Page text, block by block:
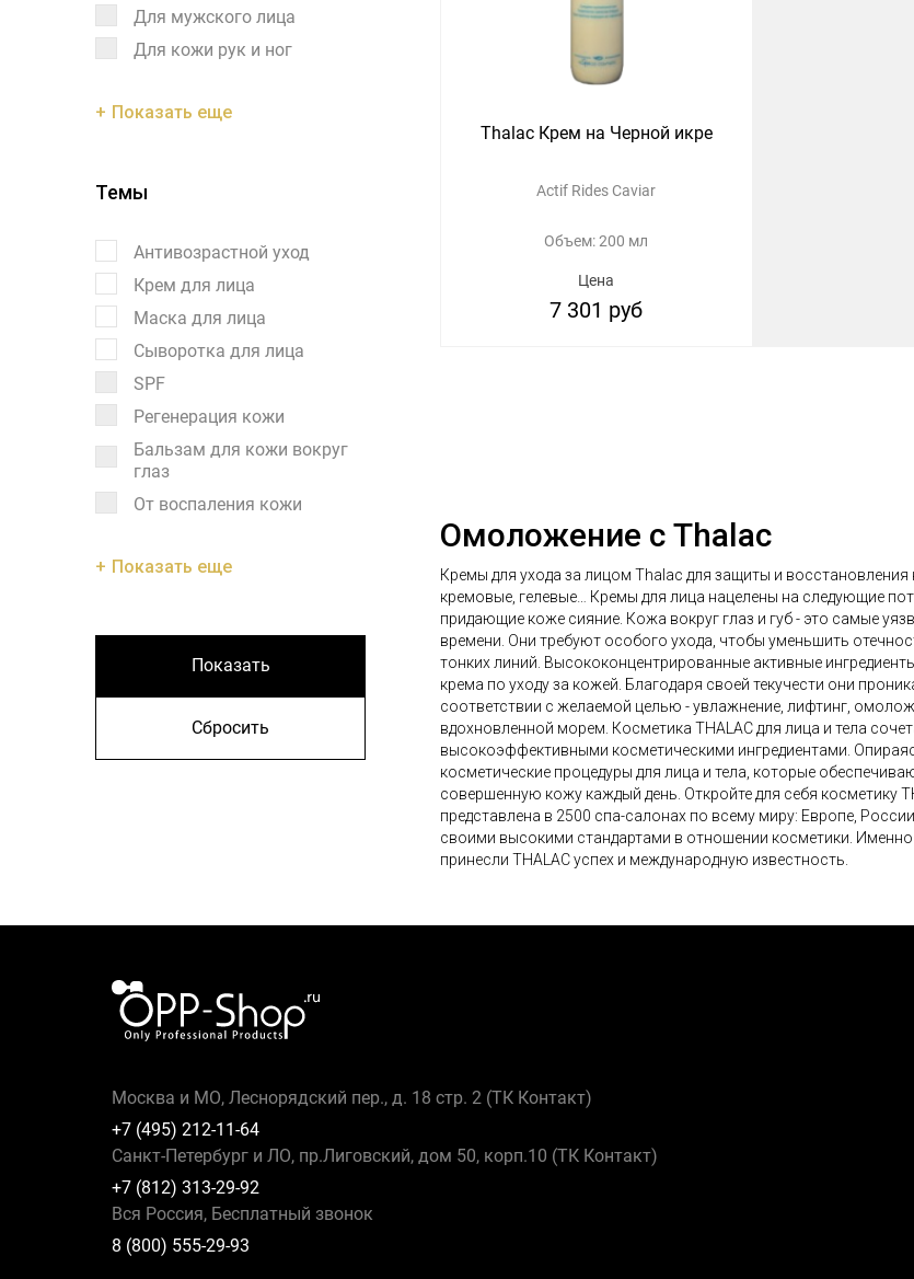
Для мужского лица
Для кожи рук и ног
Показать еще
Темы
Антивозрастной уход
Крем для лица
Маска для лица
Сыворотка для лица
SPF
Регенерация кожи
Бальзам для кожи вокруг
глаз
От воспаления кожи
Показать еще
Показать
Сбросить
Thalac Крем на Черной икре
Actif Rides Caviar
Объем: 200 мл
Цена
7 301 руб
Омоложение с Thalac
Кремы для ухода за лицом Thalac для защиты и восстановления
кремовые, гелевые… Кремы для лица нацелены на следующие
придающие коже сияние. Кожа вокруг глаз и губ - это самые
времени. Они требуют особого ухода, чтобы уменьшить
тонких линий. Высококонцентрированные активные
крема по уходу за кожей. Благодаря своей текучести они
соответствии с желаемой целью - увлажнение, лифтинг,
вдохновленной морем. Косметика THALAC для лица и тела
высокоэффективными косметическими ингредиентами.
косметические процедуры для лица и тела, которые
совершенную кожу каждый день. Откройте для себя косметику
представлена в 2500 спа-салонах по всему миру: Европе,
своими высокими стандартами в отношении косметики.
принесли THALAC успех и международную известность.
Москва и МО, Леснорядский пер., д. 18 стр. 2 (ТК Контакт)
+7 (495) 212-11-64
Санкт-Петербург и ЛО, пр.Лиговский, дом 50, корп.10 (ТК Контакт)
+7 (812) 313-29-92
Вся Россия, Бесплатный звонок
8 (800) 555-29-93